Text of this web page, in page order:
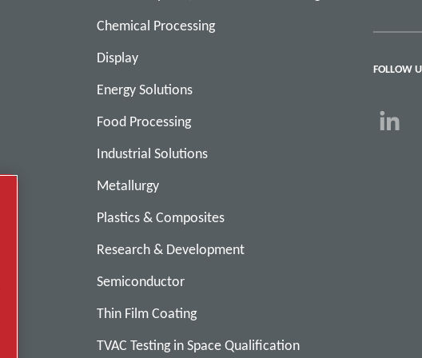
Chemical Processing
Display
Energy Solutions
Food Processing
Industrial Solutions
Metallurgy
Plastics & Composites
Research & Development
Semiconductor
Thin Film Coating
TVAC Testing in Space Qualification
FOLLOW